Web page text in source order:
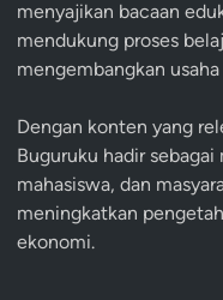
menyajikan bacaan
mendukung proses
mengembangkan
Dengan konten yang
Buguruku hadir
mahasiswa, dan
meningkatkan
ekonomi.